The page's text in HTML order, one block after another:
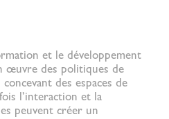
et le développement
œuvre des politiques de
des espaces de
l’interaction et la
peuvent créer un